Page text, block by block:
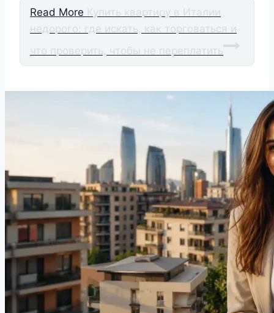
Read More Купить квартиру в Италии
недорого: где искать, как торговаться и
что проверить, чтобы не переплатить